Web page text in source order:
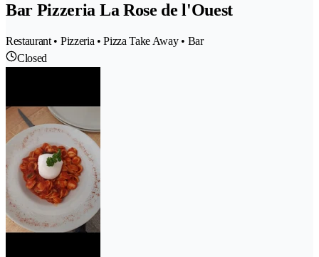
Bar Pizzeria La Rose de l'Ouest
Restaurant • Pizzeria • Pizza Take Away • Bar
Closed